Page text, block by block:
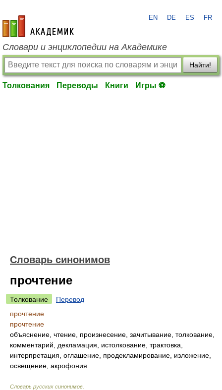
academic.ru
EN DE ES FR
Словари и энциклопедии на Академике
Найти!
Толкования Переводы Книги Игры ⚽
Словарь синонимов
прочтение
Толкование
Перевод
прочтение
прочтение
объяснение, чтение, произнесение, зачитывание, толкование,
комментарий, декламация, истолкование, трактовка,
интерпретация, оглашение, продекламирование, изложение,
освещение, акрофония
Словарь русских синонимов